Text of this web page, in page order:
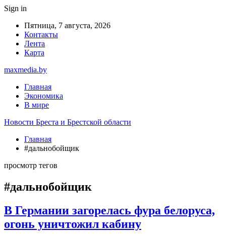
Sign in
Пятница, 7 августа, 2026
Контакты
Лента
Карта
maxmedia.by
Главная
Экономика
В мире
Новости Бреста и Брестской области
Главная
#дальнобойщик
просмотр тегов
#дальнобойщик
В Германии загорелась фура белоруса,
огонь уничтожил кабину